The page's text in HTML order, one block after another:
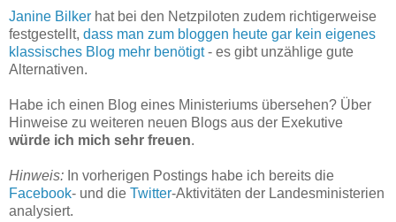
Janine Bilker hat bei den Netzpiloten zudem richtigerweise
festgestellt, dass man zum bloggen heute gar kein eigenes
klassisches Blog mehr benötigt- es gibt unzählige gute
Alternativen.
Habe ich einen Blog eines Ministeriums übersehen? Über
Hinweise zu weiteren neuen Blogs aus der Exekutive
würde ich mich sehr freuen.
Hinweis: In vorherigen Postings habe ich bereits die
Facebook- und die Twitter-Aktivitäten der Landesministerien
analysiert.